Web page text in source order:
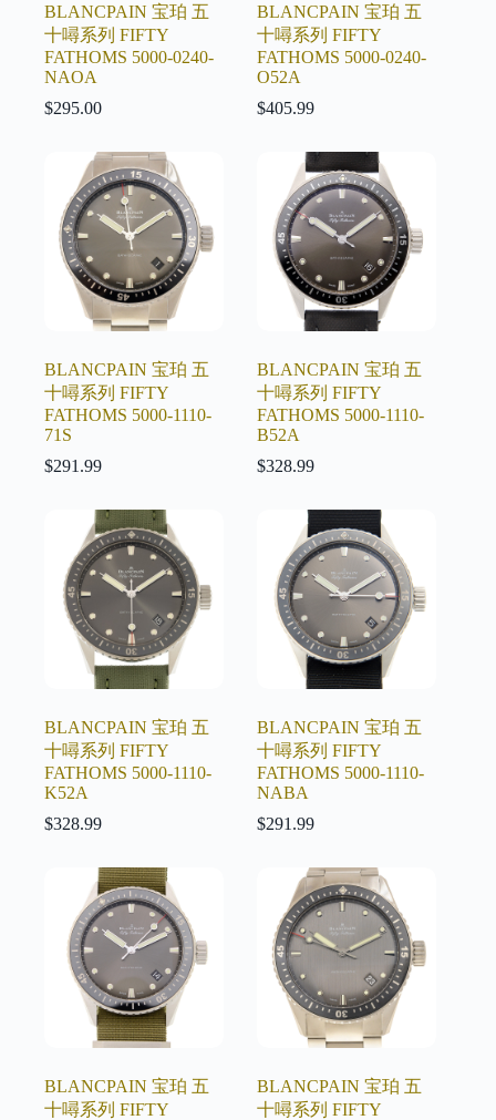
BLANCPAIN 宝珀 五
十噚系列 FIFTY
FATHOMS 5000-0240-
NAOA
$295.00
BLANCPAIN 宝珀 五
十噚系列 FIFTY
FATHOMS 5000-0240-
O52A
$405.99
BLANCPAIN 宝珀 五
十噚系列 FIFTY
FATHOMS 5000-1110-
71S
$291.99
BLANCPAIN 宝珀 五
十噚系列 FIFTY
FATHOMS 5000-1110-
B52A
$328.99
BLANCPAIN 宝珀 五
十噚系列 FIFTY
FATHOMS 5000-1110-
K52A
$328.99
BLANCPAIN 宝珀 五
十噚系列 FIFTY
FATHOMS 5000-1110-
NABA
$291.99
BLANCPAIN 宝珀 五
十噚系列 FIFTY
BLANCPAIN 宝珀 五
十噚系列 FIFTY